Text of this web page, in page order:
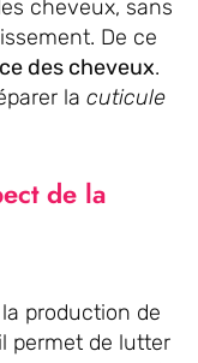
cheveux, sans
De ce
des cheveux.
la cuticule
de la
production de
permet de lutter